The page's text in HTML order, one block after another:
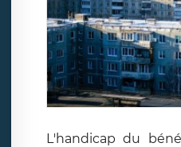
L'handicap du